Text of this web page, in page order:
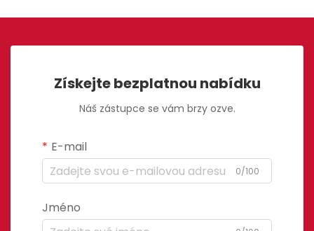
Získejte bezplatnou nabídku
Náš zástupce se vám brzy ozve.
E-mail
0/100
Jméno